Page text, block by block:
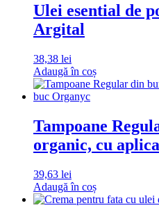
Ulei esential de
Argital
38,38 lei
Adaugă în coș
Tampoane
organic, cu
39,63 lei
Adaugă în coș